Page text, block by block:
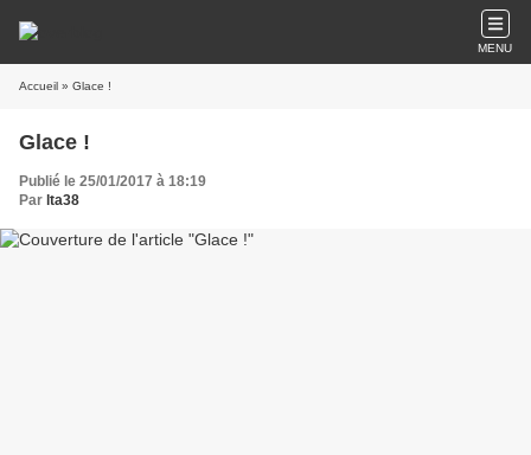
MENU
Accueil » Glace !
Glace !
Publié le 25/01/2017 à 18:19
Par lta38